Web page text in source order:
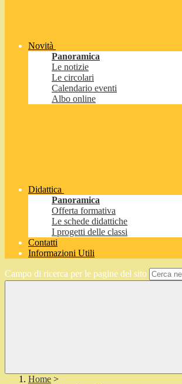
Novità
Panoramica
Le notizie
Le circolari
Calendario eventi
Albo online
Didattica
Panoramica
Offerta formativa
Le schede didattiche
I progetti delle classi
Contatti
Informazioni Utili
Campo di ricerca per le pagine del sito
Home >